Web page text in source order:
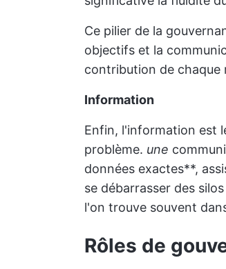
Ce pilier de la
objectifs et la
contribution de chaque
Information
Enfin, l'information est
problème. une
données exactes**,
se débarrasser des
l'on trouve souvent
Rôles de